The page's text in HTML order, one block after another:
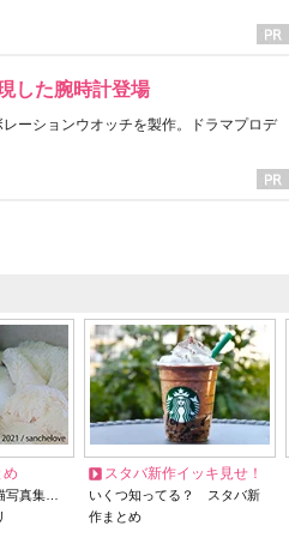
した腕時計登場
ーションウオッチを製作。ドラマプロデ
め
写真集…
スタバ新作イッキ見せ！
いくつ知ってる？ スタバ新
作まとめ